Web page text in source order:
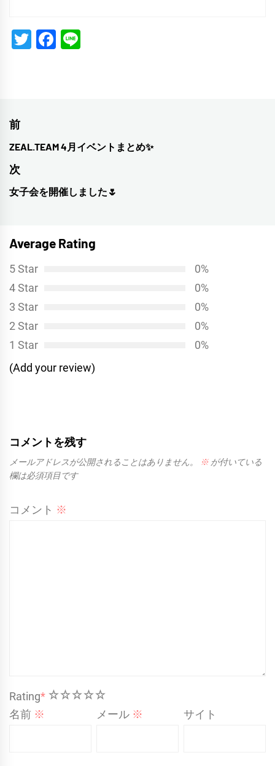
TwitterFacebook
投
稿
ナ
ビ
ー
ョ
ン
前
前
の
投
ZEAL.TEAM 4月イベントまとめ✨
次
次
稿:
女子会を開催しました🌷
Average Rating
5 Star
0%
4 Star
0%
3 Star
0%
2 Star
0%
1 Star
0%
(Add your review)
コメントを残す
メールアドレスが公開されることはありません。 ※ が付いている
欄は必須項目です
コメント ※
Rating* 5
4
3
2
1
名前 ※ メール ※ サイト